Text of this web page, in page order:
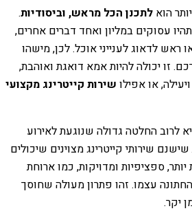
הוא לתכנן הכל מראש, וביסודיות.
עסוקים במליון ואחד דברים אחרים,
ראש לדאוג לענייני אוכל. לכן, מישהו
זו יכולה להיות אמא דואגת ואוהבת,
או אפילו שירות קייטרינג מקצועי
לרוב החלטה גדולה שנוגעת לאירוע
שירותי קייטרינג מצוינים שיכולים
ספציפיות ומדויקות, כמו ארוחת
עצמו. זהו פתרון מעולה שחוסך
יקר.